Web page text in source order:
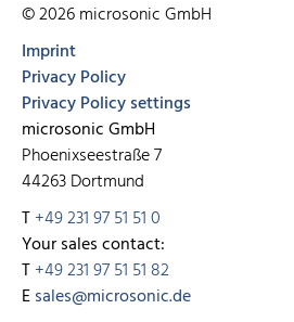
© 2026 microsonic GmbH
Imprint
Privacy Policy
Privacy Policy settings
microsonic GmbH
Phoenixseestraße 7
44263 Dortmund
T+49 231 97 51 51 0
Your sales contact:
T+49 231 97 51 51 82
Esales@microsonic.de